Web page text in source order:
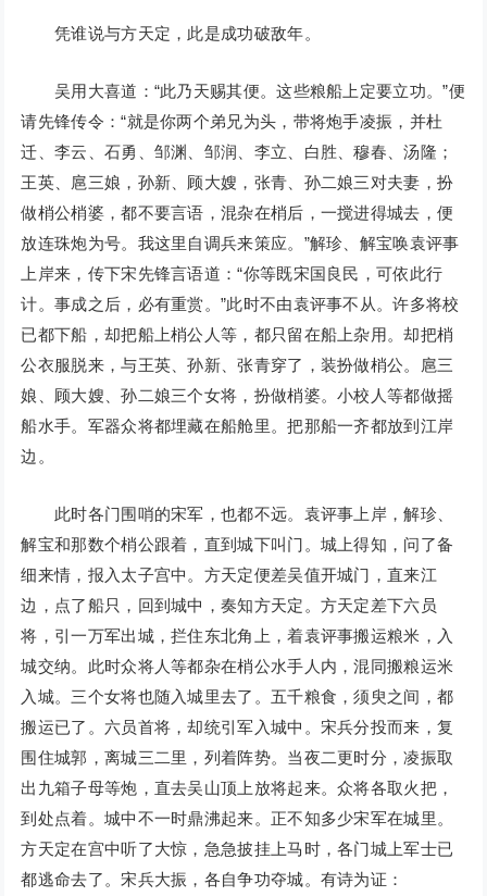
凭谁说与方天定，此是成功破敌年。
吴用大喜道：“此乃天赐其便。这些粮船上定要立功。”便
请先锋传令：“就是你两个弟兄为头，带将炮手凌振，并杜
迁、李云、石勇、邹渊、邹润、李立、白胜、穆春、汤隆；
王英、扈三娘，孙新、顾大嫂，张青、孙二娘三对夫妻，扮
做梢公梢婆，都不要言语，混杂在梢后，一搅进得城去，便
放连珠炮为号。我这里自调兵来策应。”解珍、解宝唤袁评事
上岸来，传下宋先锋言语道：“你等既宋国良民，可依此行
计。事成之后，必有重赏。”此时不由袁评事不从。许多将校
已都下船，却把船上梢公人等，都只留在船上杂用。却把梢
公衣服脱来，与王英、孙新、张青穿了，装扮做梢公。扈三
娘、顾大嫂、孙二娘三个女将，扮做梢婆。小校人等都做摇
船水手。军器众将都埋藏在船舱里。把那船一齐都放到江岸
边。
此时各门围哨的宋军，也都不远。袁评事上岸，解珍、
解宝和那数个梢公跟着，直到城下叫门。城上得知，问了备
细来情，报入太子宫中。方天定便差吴值开城门，直来江
边，点了船只，回到城中，奏知方天定。方天定差下六员
将，引一万军出城，拦住东北角上，着袁评事搬运粮米，入
城交纳。此时众将人等都杂在梢公水手人内，混同搬粮运米
入城。三个女将也随入城里去了。五千粮食，须臾之间，都
搬运已了。六员首将，却统引军入城中。宋兵分投而来，复
围住城郭，离城三二里，列着阵势。当夜二更时分，凌振取
出九箱子母等炮，直去吴山顶上放将起来。众将各取火把，
到处点着。城中不一时鼎沸起来。正不知多少宋军在城里。
方天定在宫中听了大惊，急急披挂上马时，各门城上军士已
都逃命去了。宋兵大振，各自争功夺城。有诗为证：